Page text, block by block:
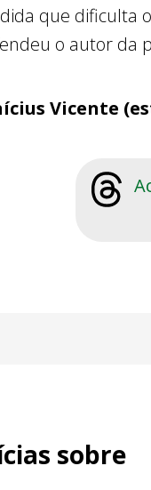
que dificulta
o autor da
Vicente
sobre